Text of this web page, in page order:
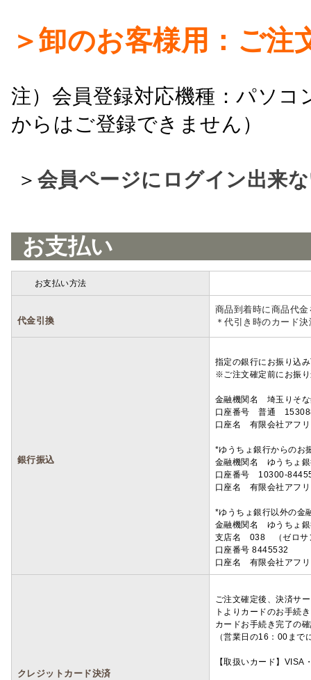
＞卸のお客様用：ご注
注）会員登録対応機種：パソ
からはご登録できません）
＞ 会員ページにログイン出来
お支払い
お支払い方法
代金引換
商品到着時に商品代
＊代引き時のカード
銀行振込
指定の銀行にお振り込
※ご注文確定前にお振
金融機関名 埼玉りそ
口座番号 普通
口座名 有限会社アフ
*ゆうちょ銀行からのお
金融機関名 ゆうちょ
口座番号 10300-
口座名 有限会社アフ
*ゆうちょ銀行以外の金
金融機関名 ゆうちょ
支店名 038 （ゼロサ
口座番号 8445532
口座名 有限会社アフ
クレジットカード決済
ご注文確定後、決済サ
トよりカードのお手続
カードお手続き完了の
（営業日の16：00ま
【取扱いカード】